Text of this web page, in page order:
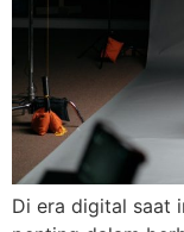
Di era digital saat